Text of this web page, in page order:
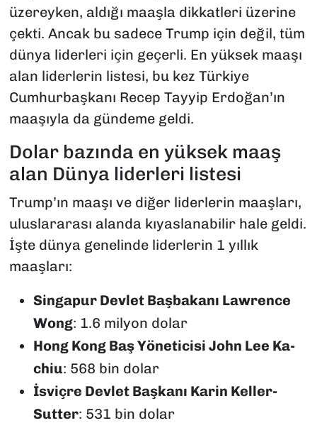
üzereyken, aldığı maaşla dikkatleri üzerine
çekti. Ancak bu sadece Trump için değil, tüm
dünya liderleri için geçerli. En yüksek maaşı
alan liderlerin listesi, bu kez Türkiye
Cumhurbaşkanı Recep Tayyip Erdoğan’ın
maaşıyla da gündeme geldi.
Dolar bazında en yüksek maaş
alan Dünya liderleri listesi
Trump’ın maaşı ve diğer liderlerin maaşları,
uluslararası alanda kıyaslanabilir hale geldi.
İşte dünya genelinde liderlerin 1 yıllık
maaşları:
Singapur Devlet Başbakanı Lawrence
Wong: 1.6 milyon dolar
Hong Kong Baş Yöneticisi John Lee Ka-
chiu: 568 bin dolar
İsviçre Devlet Başkanı Karin Keller-
Sutter: 531 bin dolar